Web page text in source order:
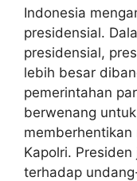
Indonesia
presidensial.
presidensial,
lebih besar
pemerintahan
berwenang
memberhentikan
Kapolri.
terhadap